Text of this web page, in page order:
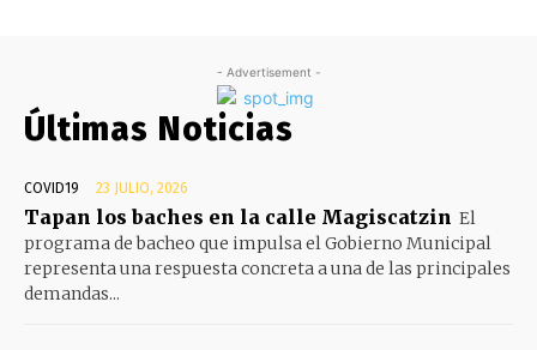
- Advertisement -
Últimas Noticias
COVID19 23 JULIO, 2026
Tapan los baches en la calle Magiscatzin El
programa de bacheo que impulsa el Gobierno Municipal
representa una respuesta concreta a una de las principales
demandas...